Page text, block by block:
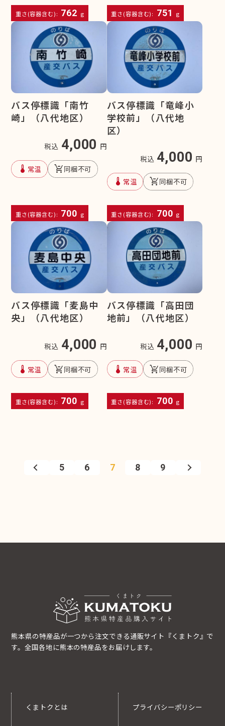
重さ(容器含む): 762 g 重さ(容器含む): 751 g
バス停標識「南竹
崎」（八代地区）
税込 4,000 円
device_thermostat 常温 remove_shopping_cart同梱不可
重さ(容器含む): 700 g
バス停標識「竜峰小
学校前」（八代地
区）
税込 4,000 円
device_thermostat 常温 remove_shopping_cart同梱不可
重さ(容器含む): 700 g
バス停標識「麦島中
央」（八代地区）
税込 4,000 円
device_thermostat 常温 remove_shopping_cart同梱不可
重さ(容器含む): 700 g
バス停標識「高田団
地前」（八代地区）
税込 4,000 円
device_thermostat 常温 remove_shopping_cart同梱不可
重さ(容器含む): 700 g
5 6 7 8 9
熊本県の特産品が一つから注文できる通販サイト『くまトク』で
す。全国各地に熊本の特産品をお届けします。
くまトクとは プライバシーポリシー